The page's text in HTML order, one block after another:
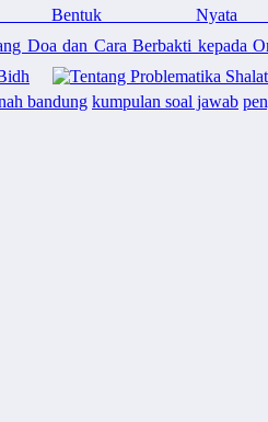
Bentuk
Doa dan Cara Berbakti kepada
bandung kumpulan soal jawab